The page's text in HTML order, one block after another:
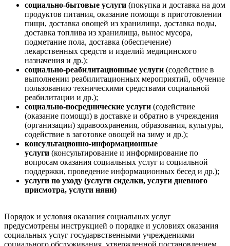
социально-бытовые услуги (покупка и доставка на дом
продуктов питания, оказание помощи в приготовлении
пищи, доставка овощей из хранилища, доставка воды,
доставка топлива из хранилища, вынос мусора,
подметание пола, доставка (обеспечение)
лекарственных средств и изделий медицинского
назначения и др.);
социально-реабилитационные услуги (содействие в
выполнении реабилитационных мероприятий, обучение
пользованию техническими средствами социальной
реабилитации и др.);
социально-посреднические услуги (содействие
(оказание помощи) в доставке и обратно в учреждения
(организации) здравоохранения, образования, культуры,
содействие в заготовке овощей на зиму и др.);
консультационно-информационные
услуги (консультирование и информирование по
вопросам оказания социальных услуг и социальной
поддержки, проведение информационных бесед и др.);
услуги по уходу (услуги сиделки, услуги дневного
присмотра, услуги няни)
Порядок и условия оказания социальных услуг
предусмотрены инструкцией о порядке и условиях оказания
социальных услуг государвственными учреждениями